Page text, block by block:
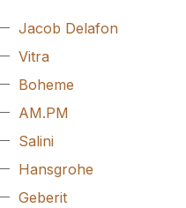
Jacob Delafon
Vitra
Boheme
AM.PM
Salini
Hansgrohe
Geberit